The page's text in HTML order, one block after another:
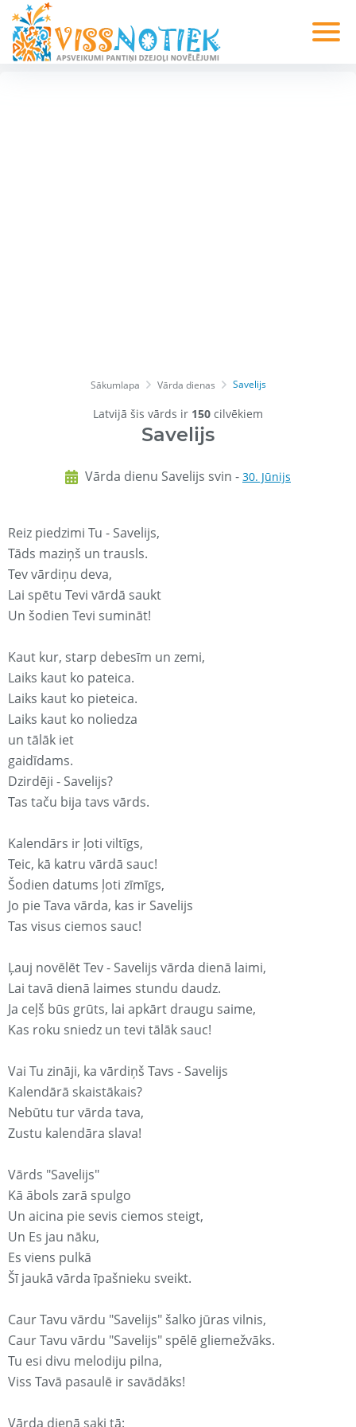
Sākumlapa Vārda dienas Savelijs
Latvijā šis vārds ir 150 cilvēkiem
Savelijs
Vārda dienu Savelijs svin - 30. Jūnijs
Reiz piedzimi Tu - Savelijs,
Tāds maziņš un trausls.
Tev vārdiņu deva,
Lai spētu Tevi vārdā saukt
Un šodien Tevi sumināt!
Kaut kur, starp debesīm un zemi,
Laiks kaut ko pateica.
Laiks kaut ko pieteica.
Laiks kaut ko noliedza
un tālāk iet
gaidīdams.
Dzirdēji - Savelijs?
Tas taču bija tavs vārds.
Kalendārs ir ļoti viltīgs,
Teic, kā katru vārdā sauc!
Šodien datums ļoti zīmīgs,
Jo pie Tava vārda, kas ir Savelijs
Tas visus ciemos sauc!
Ļauj novēlēt Tev - Savelijs vārda dienā laimi,
Lai tavā dienā laimes stundu daudz.
Ja ceļš būs grūts, lai apkārt draugu saime,
Kas roku sniedz un tevi tālāk sauc!
Vai Tu zināji, ka vārdiņš Tavs - Savelijs
Kalendārā skaistākais?
Nebūtu tur vārda tava,
Zustu kalendāra slava!
Vārds "Savelijs"
Kā ābols zarā spulgo
Un aicina pie sevis ciemos steigt,
Un Es jau nāku,
Es viens pulkā
Šī jaukā vārda īpašnieku sveikt.
Caur Tavu vārdu "Savelijs" šalko jūras vilnis,
Caur Tavu vārdu "Savelijs" spēlē gliemežvāks.
Tu esi divu melodiju pilna,
Viss Tavā pasaulē ir savādāks!
Vārda dienā saki tā: